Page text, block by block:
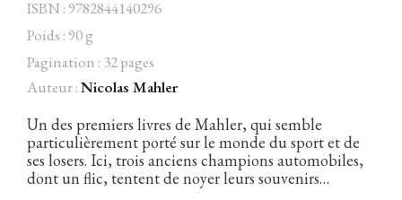
Facebook Instagram
ISBN : 9782844140296
Poids : 90 g
Pagination : 32 pages
Auteur :Nicolas Mahler
Un des premiers livres de Mahler, qui semble
particulièrement porté sur le monde du sport et de
ses losers. Ici, trois anciens champions automobiles,
dont un flic, tentent de noyer leurs souvenirs…